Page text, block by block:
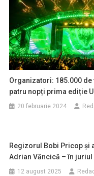
Organizatori: 185.000
patru nopți prima ediție
20 februarie 2024
Regizorul Bobi Pricop și
Adrian Văncică – în juriul
12 august 2025